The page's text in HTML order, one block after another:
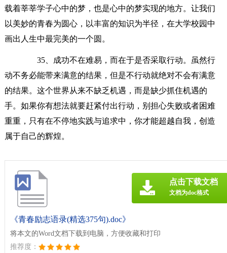
载着莘莘学子心中的梦，也是心中的梦实现的地方。让我们
以美妙的青春为圆心，以丰富的知识为半径，在大学校园中
画出人生中最完美的一个圆。
35、成功不在难易，而在于是否采取行动。虽然行
动不务必能带来满意的结果，但是不行动就绝对不会有满意
的结果。这个世界从来不缺乏机遇，而是缺少抓住机遇的
手。如果你有想法就要赶紧付出行动，别担心失败或者困难
重重，只有在不停地实践与追求中，你才能超越自我，创造
属于自己的辉煌。
《青春励志语录(精选375句).doc》
将本文的Word文档下载到电脑，方便收藏和打印
推荐度：
点击下载文档
文档为doc格式